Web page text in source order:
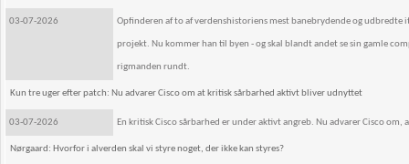
03-07-2026 Opfinderen af to af verdenshistoriens mest banebrydende og
projekt. Nu kommer han til byen - og skal blandt andet se sin gamle
rigmanden rundt.
Kun tre uger efter patch: Nu advarer Cisco om at kritisk sårbarhed aktivt bliver udnyttet
03-07-2026 En kritisk Cisco sårbarhed er under aktivt angreb. Nu advarer Cisco om,
Nørgaard: Hvorfor i alverden skal vi styre noget, der ikke kan styres?